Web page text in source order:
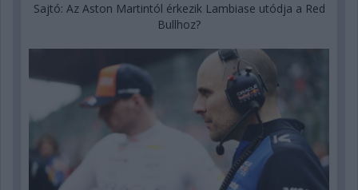
Sajtó: Az Aston Martintól érkezik Lambiase utódja a Red
Bullhoz?